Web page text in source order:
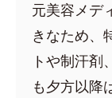
元美容メデ
きなため、
トや制汗剤
も夕方以降